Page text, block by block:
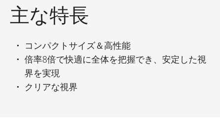
主な特長
コンパクトサイズ＆高性能
倍率8倍で快適に全体を把握でき、安定した視
界を実現
クリアな視界